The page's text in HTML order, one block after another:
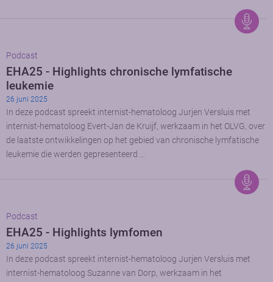
Podcast
EHA25 - Highlights chronische lymfatische
leukemie
26 juni 2025
In deze podcast spreekt internist-hematoloog Jurjen Versluis met
internist-hematoloog Evert-Jan de Kruijf, werkzaam in het OLVG, over
de laatste ontwikkelingen op het gebied van chronische lymfatische
leukemie die werden gepresenteerd …
Podcast
EHA25 - Highlights lymfomen
26 juni 2025
In deze podcast spreekt internist-hematoloog Jurjen Versluis met
internist-hematoloog Suzanne van Dorp, werkzaam in het